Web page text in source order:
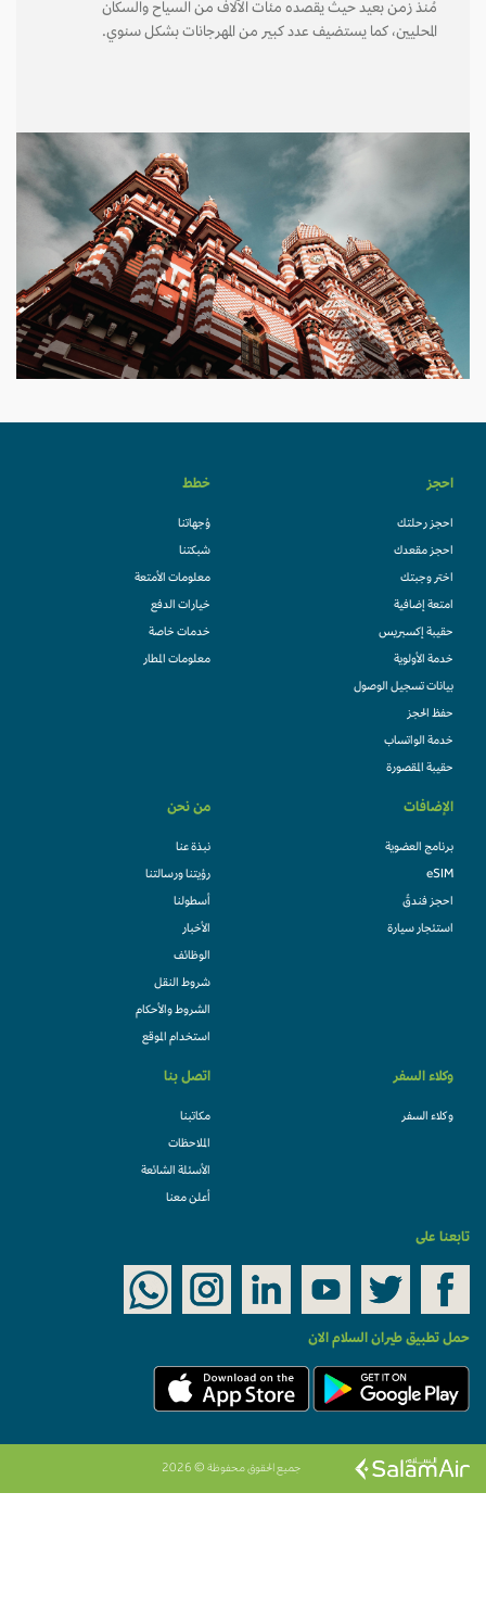
مُنذ زمن بعيد حيث يقصده مئات الآلاف من السياح والسكان
المحليين، كما يستضيف عدد كبير من المهرجانات بشكل سنوي.
احجز
احجز رحلتك
احجز مقعدك
اختر وجبتك
امتعة إضافية
حقيبة إكسبريس
خدمة الأولوية
بيانات تسجيل الوصول
حفظ الحجز
خدمة الواتساب
حقيبة المقصورة
خطط
وُجهاتنا
شبكتنا
معلومات الأمتعة
خيارات الدفع
خدمات خاصة
معلومات المطار
الإضافات
برنامج العضوية
eSIM
احجز فندقً
استئجار سيارة
من نحن
نبذة عنا
رؤيتنا ورسالتنا
أسطولنا
الأخبار
الوظائف
شروط النقل
الشروط والأحكام
استخدام الموقع
وكلاء السفر
وكلاء السفر
اتصل بنا
مكاتبنا
الملاحظات
الأسئلة الشائعة
أعلن معنا
تابعنا على
حمل تطبيق طيران السلام الان
جميع الحقوق محفوظة © 2026